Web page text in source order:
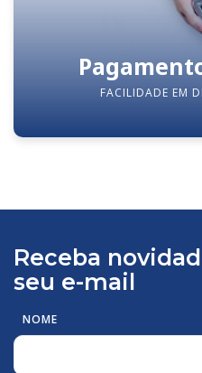
FACILIDADE EM
Receba
seu e-mail
NOME